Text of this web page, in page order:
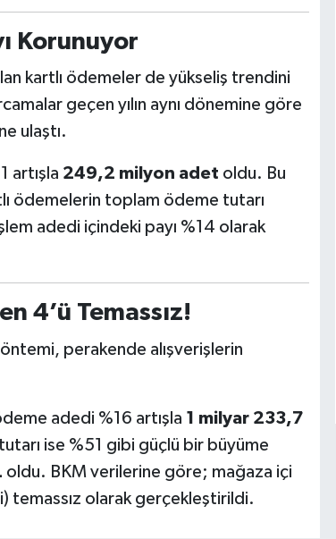
Korunuyor
kartlı ödemeler de yükseliş trendini
geçen yılın aynı dönemine göre
ulaştı.
artışla 249,2 milyon adet oldu. Bu
ödemelerin toplam ödeme tutarı
adedi içindeki payı %14 olarak
4’ü Temassız!
perakende alışverişlerin
adedi %16 artışla 1 milyar 233,7
ise %51 gibi güçlü bir büyüme
oldu. BKM verilerine göre; mağaza içi
temassız olarak gerçekleştirildi.